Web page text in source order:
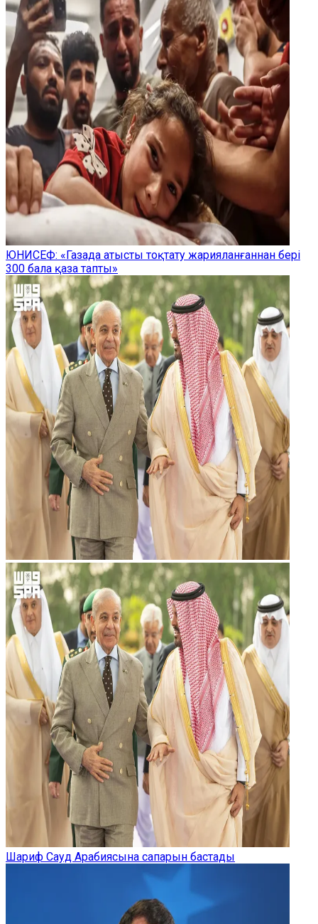
ЮНИСЕФ: «Газада атысты тоқтату жарияланғаннан бері
300 бала қаза тапты»
Шариф Сауд Арабиясына сапарын бастады